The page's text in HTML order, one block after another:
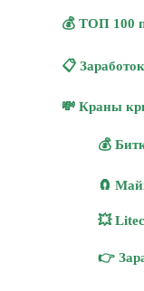
💰 ТОП 100
📋
💸 Краны
💰
🧲
💥
👉